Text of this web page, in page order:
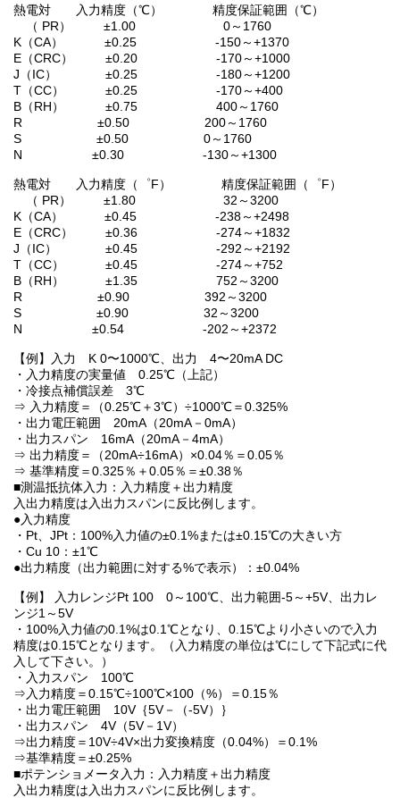
熱電対 入力精度（℃） 精度保証範囲（℃）
（ PR） ±1.00 0～1760
K（CA） ±0.25 -150～+1370
E（CRC） ±0.20 -170～+1000
J（IC） ±0.25 -180～+1200
T（CC） ±0.25 -170～+400
B（RH） ±0.75 400～1760
R ±0.50 200～1760
S ±0.50 0～1760
N ±0.30 -130～+1300
熱電対 入力精度（゜F） 精度保証範囲（゜F）
（ PR） ±1.80 32～3200
K（CA） ±0.45 -238～+2498
E（CRC） ±0.36 -274～+1832
J（IC） ±0.45 -292～+2192
T（CC） ±0.45 -274～+752
B（RH） ±1.35 752～3200
R ±0.90 392～3200
S ±0.90 32～3200
N ±0.54 -202～+2372
【例】入力 K 0〜1000℃、出力 4〜20mA DC
・入力精度の実量値 0.25℃（上記）
・冷接点補償誤差 3℃
⇒ 入力精度＝（0.25℃＋3℃）÷1000℃＝0.325%
・出力電圧範囲 20mA（20mA－0mA）
・出力スパン 16mA（20mA－4mA）
⇒ 出力精度＝（20mA÷16mA）×0.04％＝0.05％
⇒ 基準精度＝0.325％＋0.05％＝±0.38％
■測温抵抗体入力：入力精度＋出力精度
入出力精度は入出力スパンに反比例します。
●入力精度
・Pt、JPt：100%入力値の±0.1%または±0.15℃の大きい方
・Cu 10：±1℃
●出力精度（出力範囲に対する%で表示）：±0.04%
【例】 入力レンジPt 100 0～100℃、出力範囲-5～+5V、出力レ
ンジ1～5V
・100%入力値の0.1%は0.1℃となり、0.15℃より小さいので入力
精度は0.15℃となります。（入力精度の単位は℃にして下記式に代
入して下さい。）
・入力スパン 100℃
⇒入力精度＝0.15℃÷100℃×100（%）＝0.15％
・出力電圧範囲 10V｛5V－（-5V）｝
・出力スパン 4V（5V－1V）
⇒出力精度＝10V÷4V×出力変換精度（0.04%）＝0.1%
⇒基準精度＝±0.25%
■ポテンショメータ入力：入力精度＋出力精度
入出力精度は入出力スパンに反比例します。